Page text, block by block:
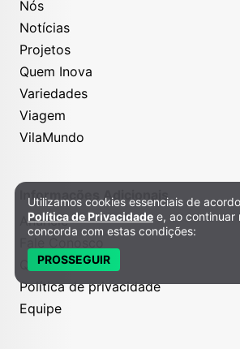
Nós
Notícias
Projetos
Quem Inova
Variedades
Viagem
VilaMundo
Informações Adicionais
Anuncie
Quem somos
Política de privacidade
Equipe
Política de Privacidade e Cookies
Utilizamos cookies essenciais de
Política de Privacidade e, ao continuar
concorda com estas condições:
PROSSEGUIR